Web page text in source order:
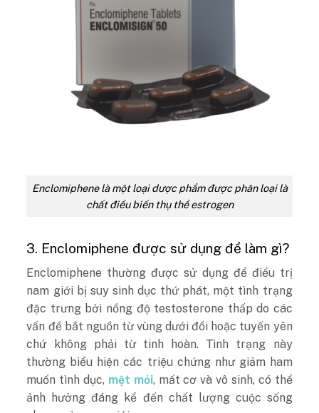
Enclomiphene là một loại dược phẩm được phân loại là
chất điều biến thụ thể estrogen
3. Enclomiphene được sử dụng để làm gì?
Enclomiphene thường được sử dụng để điều trị
nam giới bị suy sinh dục thứ phát, một tình trạng
đặc trưng bởi nồng độ testosterone thấp do các
vấn đề bắt nguồn từ vùng dưới đồi hoặc tuyến yên
chứ không phải từ tinh hoàn. Tình trạng này
thường biểu hiện các triệu chứng như giảm ham
muốn tình dục, mệt mỏi, mất cơ và vô sinh, có thể
ảnh hưởng đáng kể đến chất lượng cuộc sống